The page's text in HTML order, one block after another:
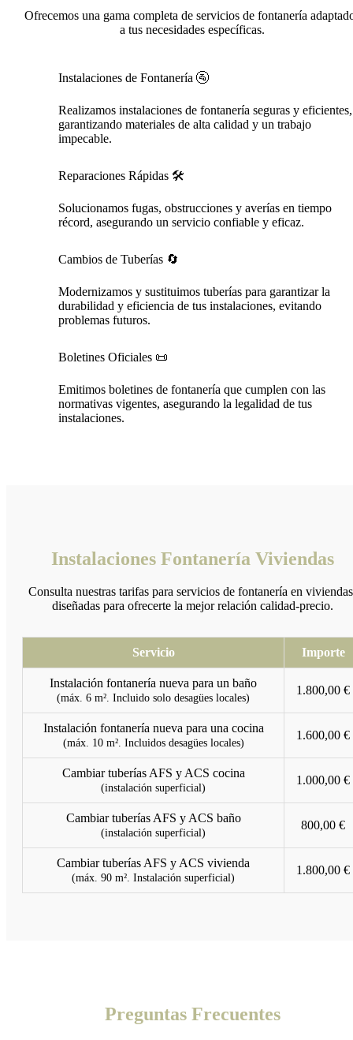
Ofrecemos una gama completa de servicios de fontanería
a tus necesidades específicas.
Instalaciones de Fontanería 🚰
Realizamos instalaciones de fontanería seguras y eficientes,
garantizando materiales de alta calidad y un trabajo
impecable.
Reparaciones Rápidas 🛠️
Solucionamos fugas, obstrucciones y averías en tiempo
récord, asegurando un servicio confiable y eficaz.
Cambios de Tuberías 🔄
Modernizamos y sustituimos tuberías para garantizar la
durabilidad y eficiencia de tus instalaciones, evitando
problemas futuros.
Boletines Oficiales 📜
Emitimos boletines de fontanería que cumplen con las
normativas vigentes, asegurando la legalidad de tus
instalaciones.
Instalaciones Fontanería Viviendas
Consulta nuestras tarifas para servicios de fontanería en
diseñadas para ofrecerte la mejor relación calidad-precio.
Servicio Importe
Instalación fontanería nueva para un baño
(máx. 6 m². Incluido solo desagües locales)
1.800,00 €
Instalación fontanería nueva para una cocina
(máx. 10 m². Incluidos desagües locales)
1.600,00 €
Cambiar tuberías AFS y ACS cocina
(instalación superficial)
1.000,00 €
Cambiar tuberías AFS y ACS baño
(instalación superficial)
800,00 €
Cambiar tuberías AFS y ACS vivienda
(máx. 90 m². Instalación superficial)
1.800,00 €
Preguntas Frecuentes